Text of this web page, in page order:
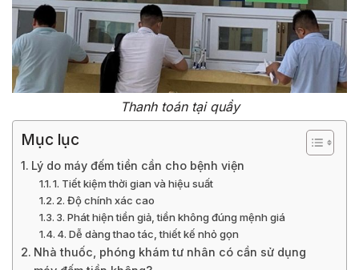
Thanh toán tại quầy
Mục lục
Lý do máy đếm tiền cần cho bệnh viện
1. Tiết kiệm thời gian và hiệu suất
2. Độ chính xác cao
3. Phát hiện tiền giả, tiền không đúng mệnh giá
4. Dễ dàng thao tác, thiết kế nhỏ gọn
Nhà thuốc, phóng khám tư nhân có cần sử dụng